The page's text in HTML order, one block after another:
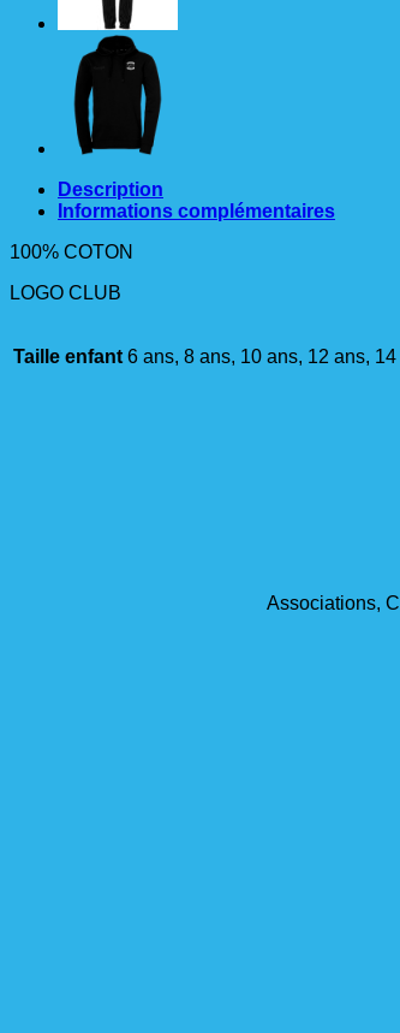
Description
Informations complémentaires
100% COTON
LOGO CLUB
Taille enfant 6 ans, 8 ans, 10 ans, 12 ans,
Associations,